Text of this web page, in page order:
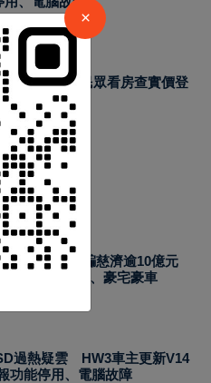
06, 2026
查詢工具 民眾看房查實價登
06, 2026
BNT疫苗詐騙慈濟逾10億元
扣158公斤黃金、豪宅豪車
過熱疑雲 HW3車主更新V14
功能停用、電腦故障
友連結
傳 媒
adqW77
×